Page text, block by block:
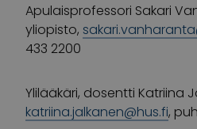
Apulaisprofessori Sakari
yliopisto,
433 2200
Ylilääkäri, dosentti Katriina
katriina.jalkanen@hus.fi,